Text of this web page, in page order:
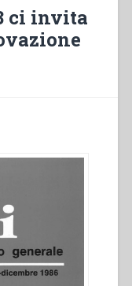
ci invita